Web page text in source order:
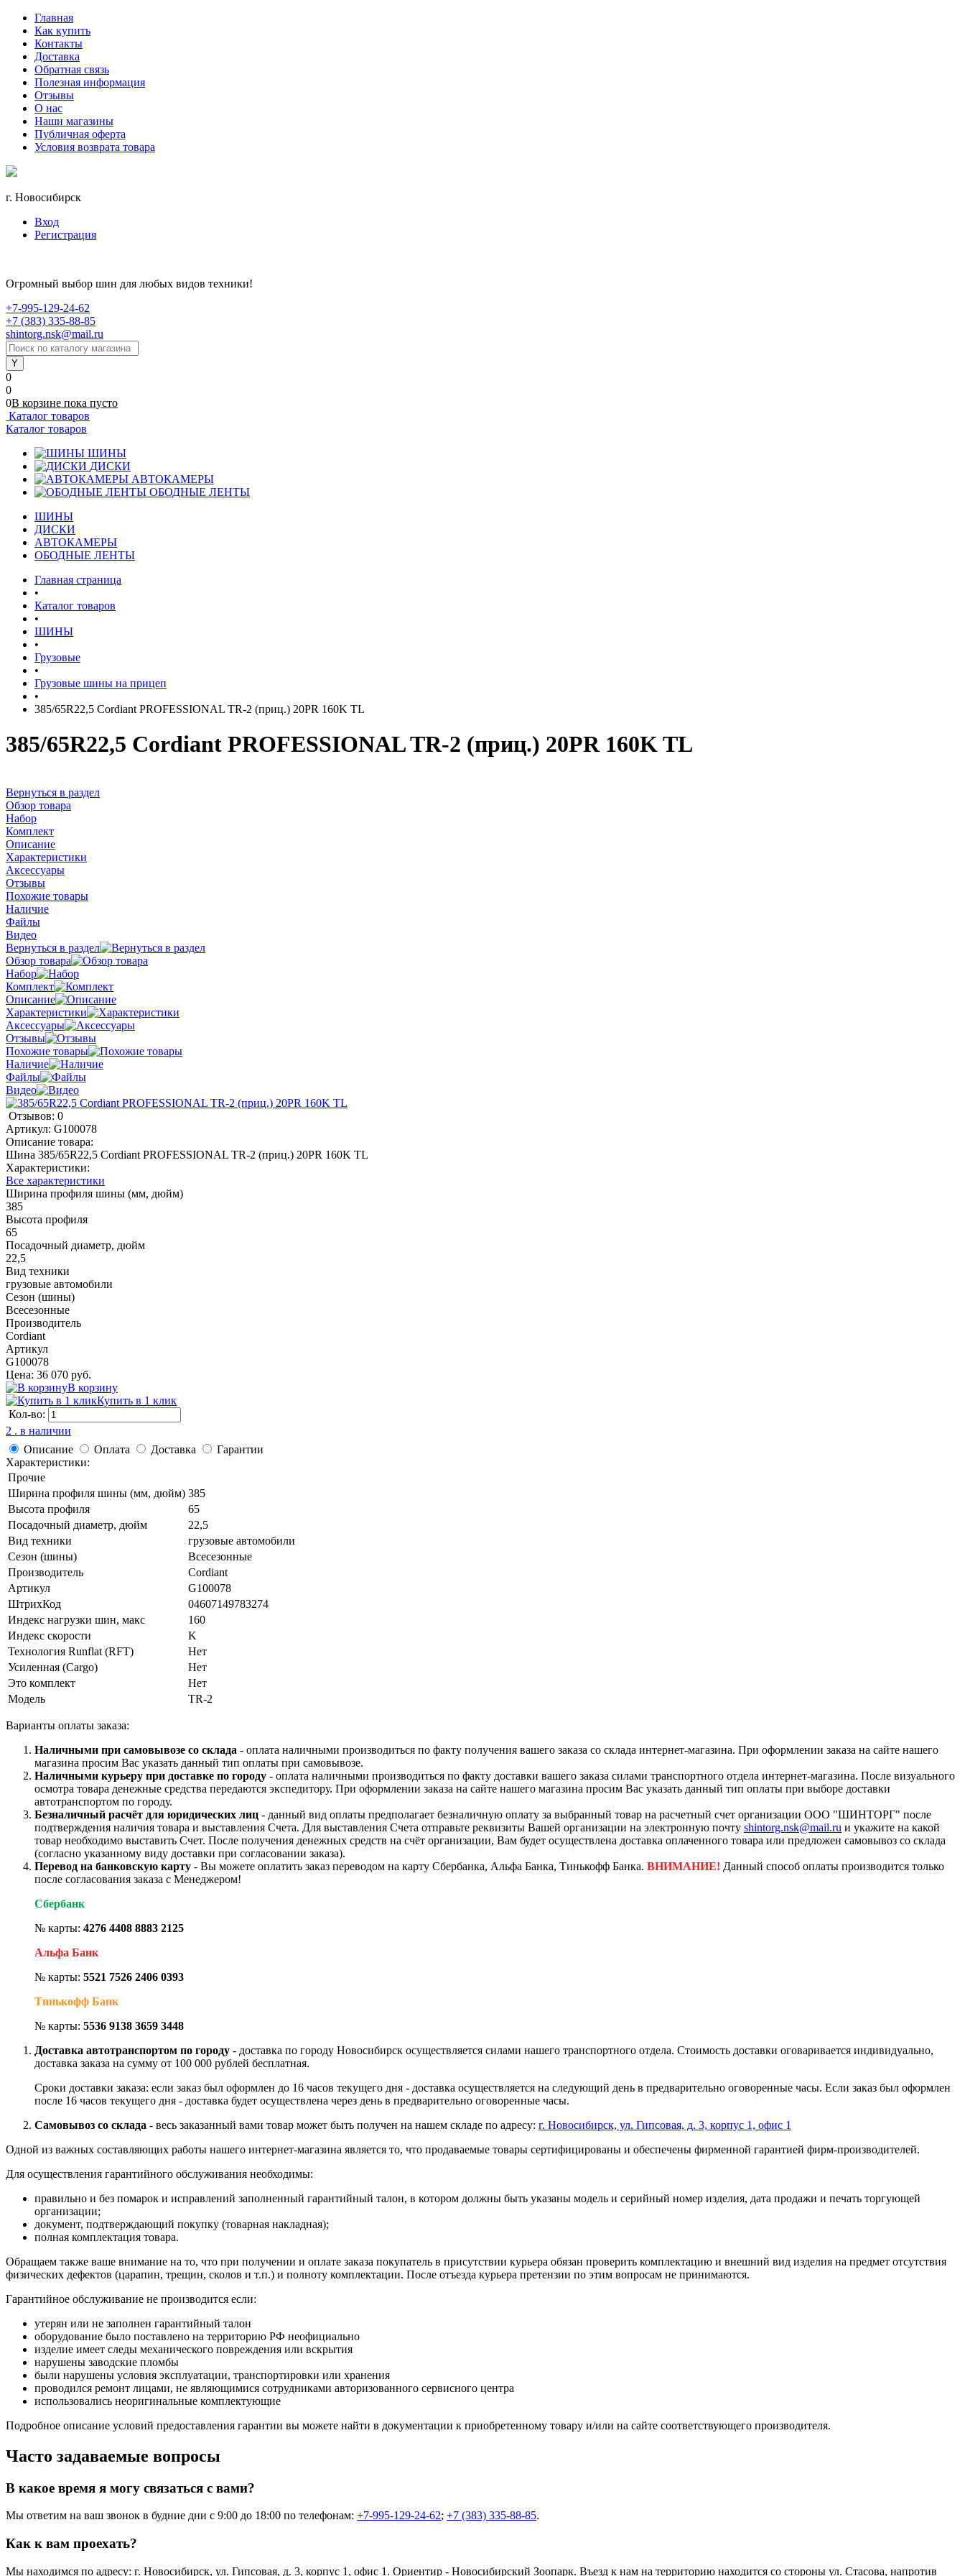
Главная
Как купить
Контакты
Доставка
Обратная связь
Полезная информация
Отзывы
О нас
Наши магазины
Публичная оферта
Условия возврата товара
г. Новосибирск
Вход
Регистрация
Огромный выбор шин для любых видов техники!
+7-995-129-24-62
+7 (383) 335-88-85
shintorg.nsk@mail.ru
0
0
0В корзине пока пусто
Каталог товаров
Каталог товаров
ШИНЫ
ДИСКИ
АВТОКАМЕРЫ
ОБОДНЫЕ ЛЕНТЫ
ШИНЫ
ДИСКИ
АВТОКАМЕРЫ
ОБОДНЫЕ ЛЕНТЫ
Главная страница
•
Каталог товаров
•
ШИНЫ
•
Грузовые
•
Грузовые шины на прицеп
•
385/65R22,5 Cordiant PROFESSIONAL TR-2 (приц.) 20PR 160K TL
385/65R22,5 Cordiant PROFESSIONAL TR-2 (приц.) 20PR 160K TL
Вернуться в раздел
Обзор товара
Набор
Комплект
Описание
Характеристики
Аксессуары
Отзывы
Похожие товары
Наличие
Файлы
Видео
Вернуться в раздел
Обзор товара
Набор
Комплект
Описание
Характеристики
Аксессуары
Отзывы
Похожие товары
Наличие
Файлы
Видео
Отзывов: 0
Артикул: G100078
Описание товара:
Шина 385/65R22,5 Cordiant PROFESSIONAL TR-2 (приц.) 20PR 160K TL
Характеристики:
Все характеристики
Ширина профиля шины (мм, дюйм)
385
Высота профиля
65
Посадочный диаметр, дюйм
22,5
Вид техники
грузовые автомобили
Сезон (шины)
Всесезонные
Производитель
Cordiant
Артикул
G100078
Цена: 36 070 руб.
В корзину
Купить в 1 клик
Кол-во:
2 . в наличии
Описание
Оплата Доставка
Гарантии
Характеристики:
Прочие
Ширина профиля шины (мм, дюйм) 385
Высота профиля
65
Посадочный диаметр, дюйм
22,5
Вид техники
грузовые автомобили
Сезон (шины)
Всесезонные
Производитель
Cordiant
Артикул
G100078
ШтрихКод
04607149783274
Индекс нагрузки шин, макс
160
Индекс скорости
K
Технология Runflat (RFT)
Нет
Усиленная (Cargo)
Нет
Это комплект
Нет
Модель
TR-2
Варианты оплаты заказа:
Наличными при самовывозе со склада - оплата наличными производиться по факту получения вашего заказа со склада интернет-магазина. При оформлении заказа на сайте нашего
магазина просим Вас указать данный тип оплаты при самовывозе.
Наличными курьеру при доставке по городу - оплата наличными производиться по факту доставки вашего заказа силами транспортного отдела интернет-магазина. После визуального
осмотра товара денежные средства передаются экспедитору. При оформлении заказа на сайте нашего магазина просим Вас указать данный тип оплаты при выборе доставки
автотранспортом по городу.
Безналичный расчёт для юридических лиц - данный вид оплаты предполагает безналичную оплату за выбранный товар на расчетный счет организации ООО "ШИНТОРГ" после
подтверждения наличия товара и выставления Счета. Для выставления Счета отправьте реквизиты Вашей организации на электронную почту shintorg.nsk@mail.ru и укажите на какой
товар необходимо выставить Счет. После получения денежных средств на счёт организации, Вам будет осуществлена доставка оплаченного товара или предложен самовывоз со склада
(согласно указанному виду доставки при согласовании заказа).
Перевод на банковскую карту - Вы можете оплатить заказ переводом на карту Сбербанка, Альфа Банка, Тинькофф Банка. ВНИМАНИЕ! Данный способ оплаты производится только
после согласования заказа с Менеджером!
Сбербанк
№ карты: 4276 4408 8883 2125
Альфа Банк
№ карты: 5521 7526 2406 0393
Тинькофф Банк
№ карты: 5536 9138 3659 3448
Доставка автотранспортом по городу - доставка по городу Новосибирск осуществляется силами нашего транспортного отдела. Стоимость доставки оговаривается индивидуально,
доставка заказа на сумму от 100 000 рублей бесплатная.
Сроки доставки заказа: если заказ был оформлен до 16 часов текущего дня - доставка осуществляется на следующий день в предварительно оговоренные часы. Если заказ был оформлен
после 16 часов текущего дня - доставка будет осуществлена через день в предварительно оговоренные часы.
Самовывоз со склада - весь заказанный вами товар может быть получен на нашем складе по адресу: г. Новосибирск, ул. Гипсовая, д. 3, корпус 1, офис 1
Одной из важных составляющих работы нашего интернет-магазина является то, что продаваемые товары сертифицированы и обеспечены фирменной гарантией фирм-производителей.
Для осуществления гарантийного обслуживания необходимы:
правильно и без помарок и исправлений заполненный гарантийный талон, в котором должны быть указаны модель и серийный номер изделия, дата продажи и печать торгующей
организации;
документ, подтверждающий покупку (товарная накладная);
полная комплектация товара.
Обращаем также ваше внимание на то, что при получении и оплате заказа покупатель в присутствии курьера обязан проверить комплектацию и внешний вид изделия на предмет отсутствия
физических дефектов (царапин, трещин, сколов и т.п.) и полноту комплектации. После отъезда курьера претензии по этим вопросам не принимаются.
Гарантийное обслуживание не производится если:
утерян или не заполнен гарантийный талон
оборудование было поставлено на территорию РФ неофициально
изделие имеет следы механического повреждения или вскрытия
нарушены заводские пломбы
были нарушены условия эксплуатации, транспортировки или хранения
проводился ремонт лицами, не являющимися сотрудниками авторизованного сервисного центра
использовались неоригинальные комплектующие
Подробное описание условий предоставления гарантии вы можете найти в документации к приобретенному товару и/или на сайте соответствующего производителя.
Часто задаваемые вопросы
В какое время я могу связаться с вами?
Мы ответим на ваш звонок в будние дни с 9:00 до 18:00 по телефонам: +7-995-129-24-62; +7 (383) 335-88-85.
Как к вам проехать?
Мы находимся по адресу: г. Новосибирск, ул. Гипсовая, д. 3, корпус 1, офис 1. Ориентир - Новосибирский Зоопарк. Въезд к нам на территорию находится со стороны ул. Стасова, напротив